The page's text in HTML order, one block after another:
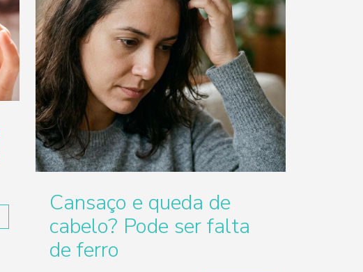
Cansaço e queda de
cabelo? Pode ser falta
de ferro